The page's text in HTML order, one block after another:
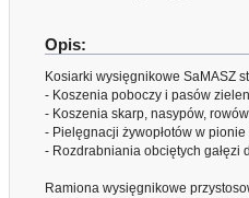
Opis:
Kosiarki wysięgnikowe SaMASZ
- Koszenia poboczy i pasów
- Koszenia skarp, nasypów,
- Pielęgnacji żywopłotów w
- Rozdrabniania obciętych gałęzi
Ramiona wysięgnikowe